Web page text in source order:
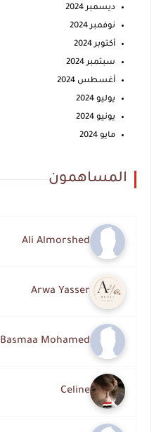
ديسمبر 2024
نوفمبر 2024
أكتوبر 2024
سبتمبر 2024
أغسطس 2024
يوليو 2024
يونيو 2024
مايو 2024
المساهمون
Ali Almorshed
Arwa Yasser
Basmaa Mohamed
Celine